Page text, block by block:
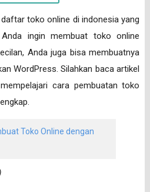
toko online di indonesia yang
ingin membuat toko online
Anda juga bisa membuatnya
WordPress. Silahkan baca artikel
cara pembuatan toko
Toko Online dengan